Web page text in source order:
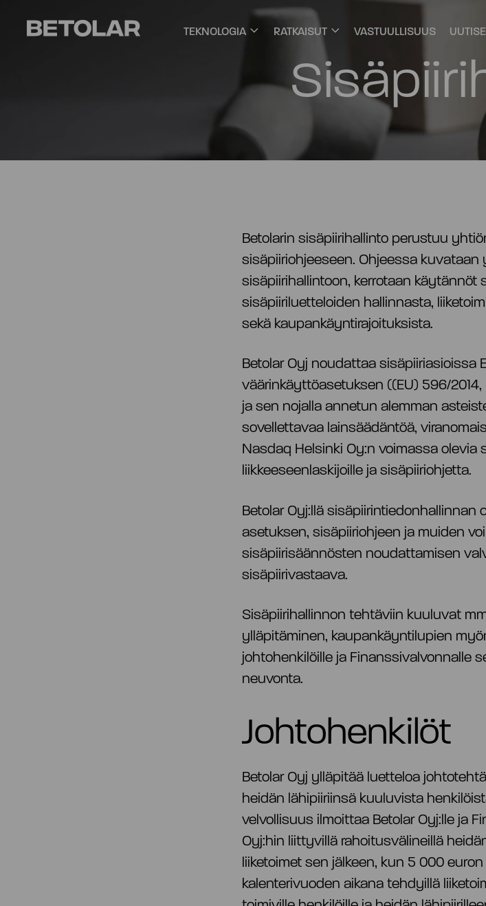
Betolar
TEKNOLOGIA RATKAISUT VASTUULLISUUS
Betolarin sisäpiirihallinto perustuu
sisäpiiriohjeeseen. Ohjeessa
sisäpiirihallintoon, kerrotaan käytännöt
sisäpiiriluetteloiden hallinnasta,
sekä kaupankäyntirajoituksista.
Betolar Oyj noudattaa sisäpiiriasioissa
väärinkäyttöasetuksen ((EU) 596/
ja sen nojalla annetun alemman
sovellettavaa lainsäädäntöä,
Nasdaq Helsinki Oy:n voimassa olevia
liikkeeseenlaskijoille ja sisäpiiriohjetta.
Betolar Oyj:llä sisäpiirintiedonhallinnan
asetuksen, sisäpiiriohjeen ja muiden
sisäpiirisäännösten noudattamisen
sisäpiirivastaava.
Sisäpiirihallinnon tehtäviin kuuluvat
ylläpitäminen, kaupankäyntilupien
johtohenkilöille ja Finanssivalvonnalle
neuvonta.
Johtohenkilöt
Betolar Oyj ylläpitää luetteloa
heidän lähipiiriinsä kuuluvista
velvollisuus ilmoittaa Betolar Oyj:lle ja
Oyj:hin liittyvillä rahoitusvälineillä
liiketoimet sen jälkeen, kun 5 000
kalenterivuoden aikana tehdyillä